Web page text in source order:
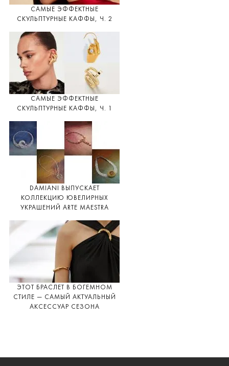
САМЫЕ ЭФФЕКТНЫЕ
СКУЛЬПТУРНЫЕ КАФФЫ, Ч. 2
САМЫЕ ЭФФЕКТНЫЕ
СКУЛЬПТУРНЫЕ КАФФЫ, Ч. 1
DAMIANI ВЫПУСКАЕТ
КОЛЛЕКЦИЮ ЮВЕЛИРНЫХ
УКРАШЕНИЙ ARTE MAESTRA
ЭТОТ БРАСЛЕТ В БОГЕМНОМ
СТИЛЕ — САМЫЙ АКТУАЛЬНЫЙ
АКСЕССУАР СЕЗОНА